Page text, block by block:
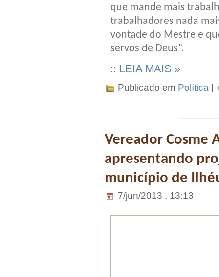
que mande mais
trabalhadores nada
vontade do Mestre e
servos de Deus”.
:: LEIA MAIS »
Publicado em Política |
Vereador Cosme
apresentando
município de
7/jun/2013 . 13:13